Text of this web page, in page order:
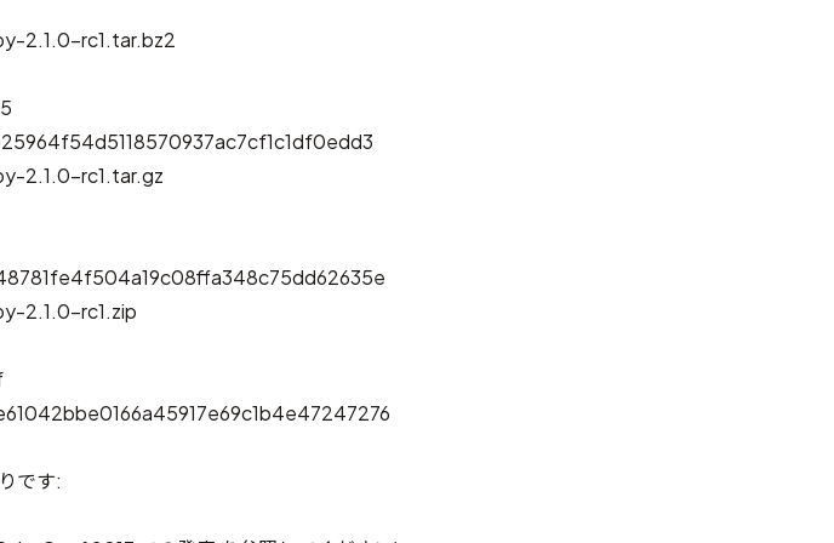
2.1.0-rc1.tar.bz2
2.1.0-rc1.tar.gz
2.1.0-rc1.zip
です: